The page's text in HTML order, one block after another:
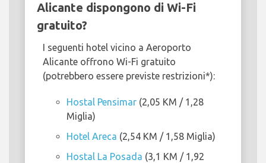
Alicante dispongono di Wi-Fi
gratuito?
I seguenti hotel vicino a Aeroporto
Alicante offrono Wi-Fi gratuito
(potrebbero essere previste restrizioni*):
Hostal Pensimar (2,05 KM / 1,28
Miglia)
Hotel Areca (2,54 KM / 1,58 Miglia)
Hostal La Posada (3,1 KM / 1,92